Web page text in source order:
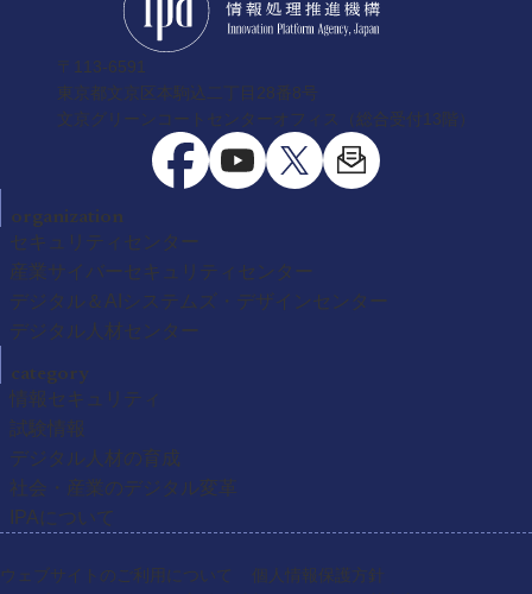
〒113-6591
東京都文京区本駒込二丁目28番8号
文京グリーンコートセンターオフィス（総合受付13階）
organization
セキュリティセンター
産業サイバーセキュリティセンター
デジタル＆AIシステムズ・デザインセンター
デジタル人材センター
category
情報セキュリティ
試験情報
デジタル人材の育成
社会・産業のデジタル変革
IPAについて
ウェブサイトのご利用について
個人情報保護方針